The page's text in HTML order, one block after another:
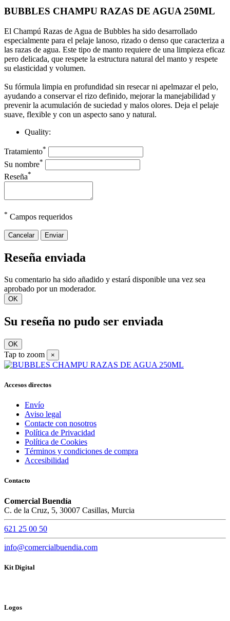
BUBBLES CHAMPU RAZAS DE AGUA 250ML
El Champú Razas de Agua de Bubbles ha sido desarrollado
especialmente para el pelaje lanoso, rizado o denso que caracteriza a
las razas de agua. Este tipo de manto requiere de una limpieza eficaz
pero delicada, que respete la estructura natural del manto y respete
su elasticidad y volumen.
Su fórmula limpia en profundidad sin resecar ni apelmazar el pelo,
ayudando a conservar el rizo definido, mejorar la manejabilidad y
prevenir la acumulación de suciedad y malos olores. Deja el pelaje
suave, flexible y con un aspecto sano y natural.
Quality:
Tratamiento*
Su nombre*
Reseña*
* Campos requeridos
Cancelar Enviar
Reseña enviada
Su comentario ha sido añadido y estará disponible una vez sea
aprobado por un moderador.
OK
Su reseña no pudo ser enviada
OK
Tap to zoom ×
Accesos directos
Envío
Aviso legal
Contacte con nosotros
Política de Privacidad
Política de Cookies
Términos y condiciones de compra
Accesibilidad
Contacto
Comercial Buendía
C. de la Cruz, 5, 30007 Casillas, Murcia
621 25 00 50
info@comercialbuendia.com
Kit Digital
Logos